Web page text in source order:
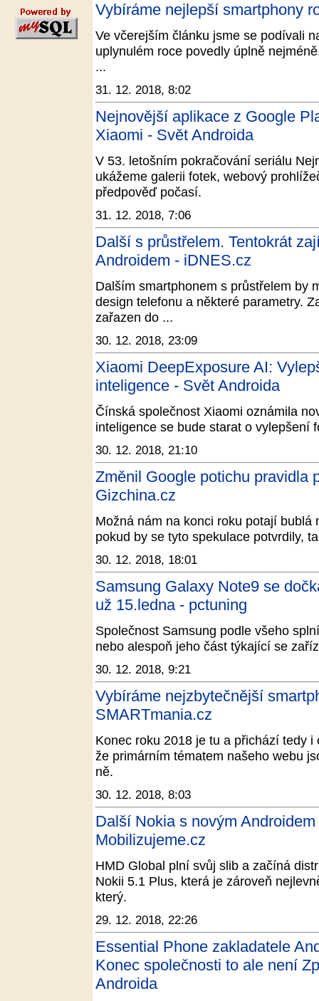
Vybíráme nejlepší smartphony
Ve včerejším článku jsme se podívali
uplynulém roce povedly úplně
...
31. 12. 2018, 8:02
Nejnovější aplikace z Google
Xiaomi - Svět Androida
V 53. letošním pokračování seriálu
ukážeme galerii fotek, webový
předpověď počasí.
31. 12. 2018, 7:06
Další s průstřelem. Tentokrát
Androidem - iDNES.cz
Dalším smartphonem s průstřelem by
design telefonu a některé parametry.
zařazen do ...
30. 12. 2018, 23:09
Xiaomi DeepExposure AI:
inteligence - Svět Androida
Čínská společnost Xiaomi oznámila
inteligence se bude starat o vylepšení
30. 12. 2018, 21:10
Změnil Google potichu pravidla
Gizchina.cz
Možná nám na konci roku potají
pokud by se tyto spekulace potvrdily,
30. 12. 2018, 18:01
Samsung Galaxy Note9 se
už 15.ledna - pctuning
Společnost Samsung podle všeho
nebo alespoň jeho část týkající se
30. 12. 2018, 9:21
Vybíráme nejzbytečnější
SMARTmania.cz
Konec roku 2018 je tu a přichází tedy
že primárním tématem našeho webu
ně.
30. 12. 2018, 8:03
Další Nokia s novým
Mobilizujeme.cz
HMD Global plní svůj slib a začíná
Nokii 5.1 Plus, která je zároveň
který.
29. 12. 2018, 22:26
Essential Phone zakladatele
Konec společnosti to ale není
Androida